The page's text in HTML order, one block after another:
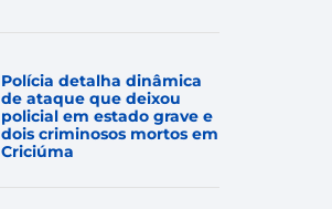
Polícia detalha dinâmica
de ataque que deixou
policial em estado grave e
dois criminosos mortos em
Criciúma